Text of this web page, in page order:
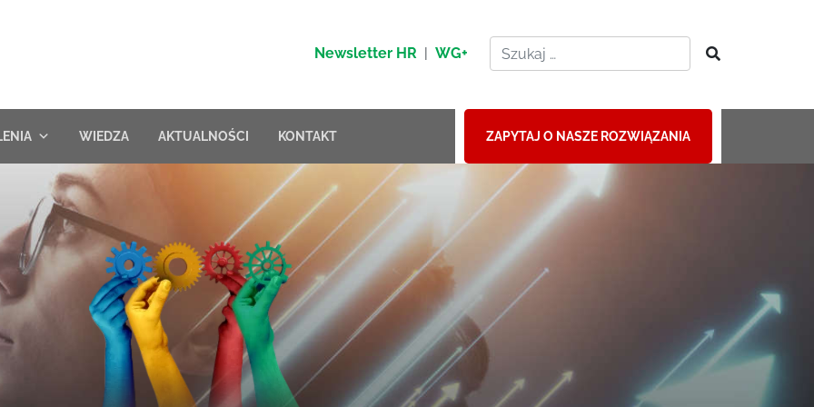
Newsletter HR | WG+
WIEDZA AKTUALNOŚCI KONTAKT ZAPYTAJ O NASZE ROZWIĄZANIA